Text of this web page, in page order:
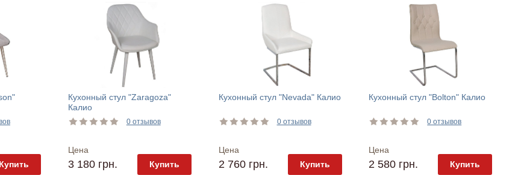
Купить
Кухонный стул "Zaragoza"
Калио
0 отзывов
Цена
3 180 грн. Купить
Кухонный стул "Nevada" Калио
0 отзывов
Цена
2 760 грн. Купить
Кухонный стул "Bolton" Калио
0 отзывов
Цена
2 580 грн. Купить